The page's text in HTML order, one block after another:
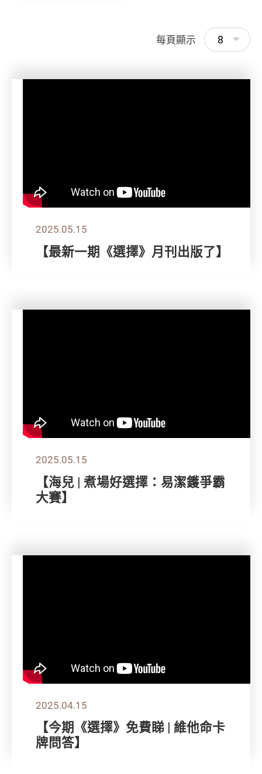
每頁顯示 8
2025.05.15
【最新一期《選擇》月刊出版了】
2025.05.15
【海兒 | 煮場好選擇：易潔鑊爭霸
大賽】
2025.04.15
【今期《選擇》免費睇 | 維他命卡
牌問答】